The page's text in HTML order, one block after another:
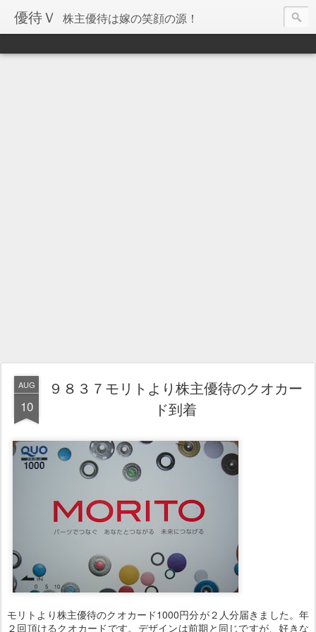
優待Ｖ 株主優待は嫁の笑顔の源！
AUG
10
９８３７モリトより株主優待のクオカー
ド到着
モリトより株主優待のクオカード1000円分が２人分届きました。年
２回頂けるクオカードです。デザインは前期と同じですが、好きな